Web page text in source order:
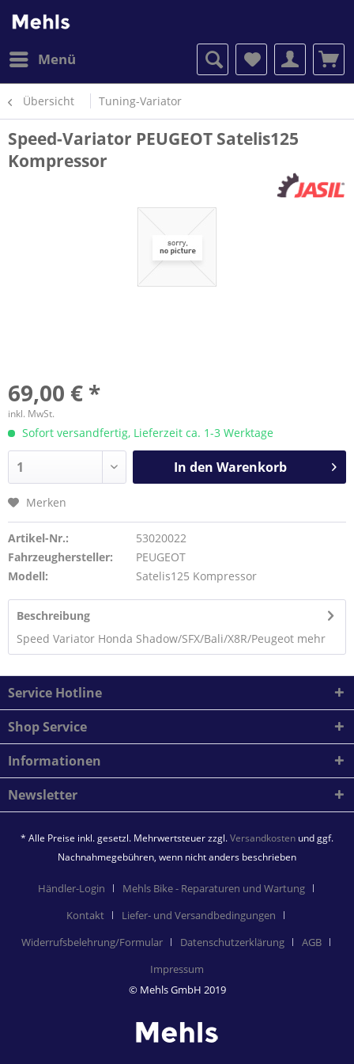
Menü
Übersicht Tuning-Variator
Speed-Variator PEUGEOT Satelis125
Kompressor
69,00 € *
inkl. MwSt.
Sofort versandfertig, Lieferzeit ca. 1-3 Werktage
In den Warenkorb
Merken
Artikel-Nr.:
53020022
Fahrzeughersteller:
PEUGEOT
Modell:
Satelis125 Kompressor
Beschreibung
Speed Variator Honda Shadow/SFX/Bali/X8R/Peugeot mehr
Service Hotline
Shop Service
Informationen
Newsletter
* Alle Preise inkl. gesetzl. Mehrwertsteuer zzgl.Versandkosten und ggf.
Nachnahmegebühren, wenn nicht anders beschrieben
Händler-Login
Mehls Bike - Reparaturen und Wartung
Kontakt
Liefer- und Versandbedingungen
Widerrufsbelehrung/Formular
Datenschutzerklärung
AGB
Impressum
© Mehls GmbH 2019